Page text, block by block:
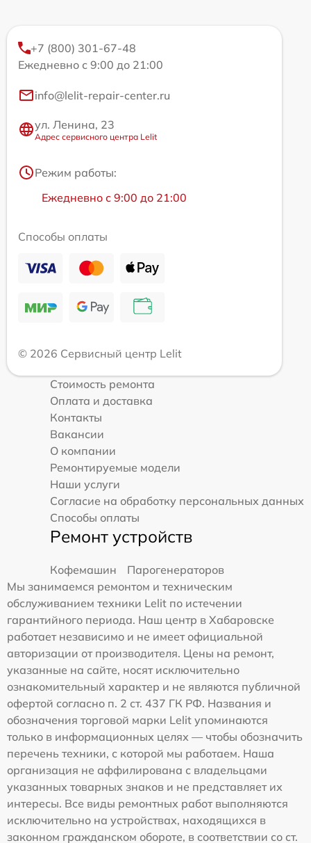
+7 (800) 301-67-48
Ежедневно с 9:00 до 21:00
info@lelit-repair-center.ru
ул. Ленина, 23
Адрес сервисного центра Lelit
Режим работы:
Ежедневно с 9:00 до 21:00
Способы оплаты
© 2026 Сервисный центр Lelit
Стоимость ремонта
Оплата и доставка
Контакты
Вакансии
О компании
Ремонтируемые модели
Наши услуги
Согласие на обработку персональных данных
Способы оплаты
Ремонт устройств
Кофемашин
Парогенераторов
Мы занимаемся ремонтом и техническим
обслуживанием техники Lelit по истечении
гарантийного периода. Наш центр в Хабаровске
работает независимо и не имеет официальной
авторизации от производителя. Цены на ремонт,
указанные на сайте, носят исключительно
ознакомительный характер и не являются публичной
офертой согласно п. 2 ст. 437 ГК РФ. Названия и
обозначения торговой марки Lelit упоминаются
только в информационных целях — чтобы обозначить
перечень техники, с которой мы работаем. Наша
организация не аффилирована с владельцами
указанных товарных знаков и не представляет их
интересы. Все виды ремонтных работ выполняются
исключительно на устройствах, находящихся в
законном гражданском обороте, в соответствии со ст.